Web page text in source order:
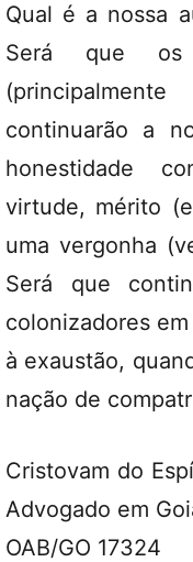
Qual é a nossa
Será que os
continuarão a
honestidade
virtude, mérito
uma vergonha
Será que
colonizadores
à exaustão,
nação de
Cristovam do
Advogado em
OAB/GO 17324